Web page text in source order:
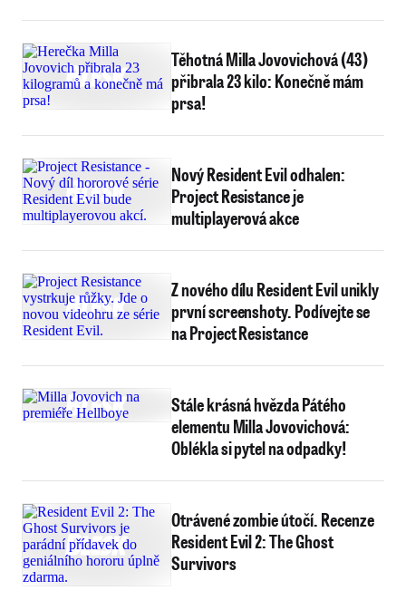
Těhotná Milla Jovovichová (43)
přibrala 23 kilo: Konečně mám
prsa!
Nový Resident Evil odhalen:
Project Resistance je
multiplayerová akce
Z nového dílu Resident Evil unikly
první screenshoty. Podívejte se
na Project Resistance
Stále krásná hvězda Pátého
elementu Milla Jovovichová:
Oblékla si pytel na odpadky!
Otrávené zombie útočí. Recenze
Resident Evil 2: The Ghost
Survivors